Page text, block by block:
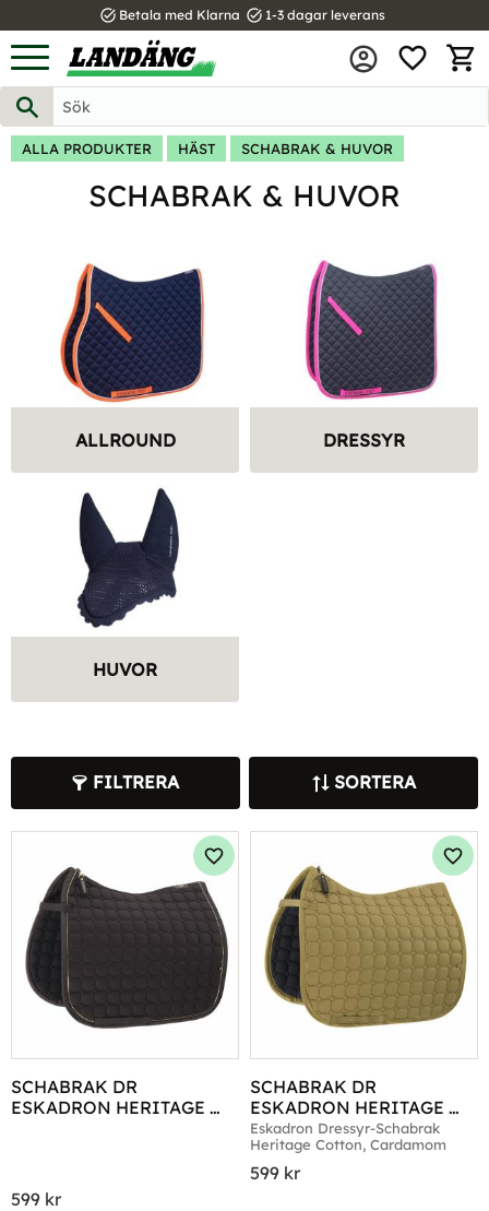
Meny
task_alt Betala med Klarna task_alt 1-3 dagar leverans
ALLA PRODUKTER HÄST SCHABRAK & HUVOR
SCHABRAK & HUVOR
ALLROUND DRESSYR
HUVOR
FILTRERA SORTERA
SCHABRAK DR
ESKADRON HERITAGE
599 kr
Lägg till i favoriter
SCHABRAK DR
ESKADRON HERITAGE
COTTON CARDAMOM
Eskadron Dressyr-Schabrak
Heritage Cotton, Cardamom
599 kr